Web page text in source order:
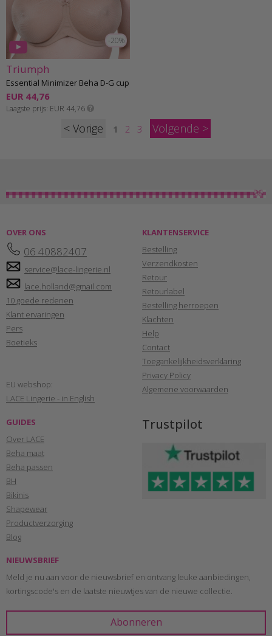
-20%
Triumph
Essential Minimizer Beha D-G cup
EUR 44,76
Laagste prijs EUR 44,76
< 1 2 3 >
OVER ONS
06 40882407
service@lace-lingerie.nl
lace.holland@gmail.com
10 goede redenen
Klant ervaringen
Pers
Boetieks
EU webshop:
LACE Lingerie - in English
KLANTENSERVICE
Bestelling
Verzendkosten
Retour
Retourlabel
Bestelling herroepen
Klachten
Help
Contact
Toegankelijkheidsverklaring
Privacy Policy
Algemene voorwaarden
GUIDES
Over LACE
Beha maat
Beha passen
BH
Bikinis
Shapewear
Productverzorging
Blog
Trustpilot
NIEUWSBRIEF
Meld je nu aan voor de nieuwsbrief en ontvang leuke aanbiedingen,
kortingscode's en de laatste nieuwtjes van de nieuwe collectie.